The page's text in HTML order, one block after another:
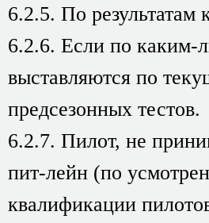
6.2.5. По результатам
6.2.6. Если по каким-
выставляются по
предсезонных тестов.
6.2.7. Пилот, не
пит-лейн (по
квалификации